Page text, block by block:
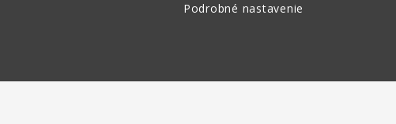
Podrobné nastavenie